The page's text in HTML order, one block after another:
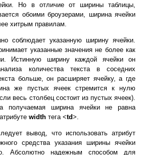
Но в отличие от ширины таблицы,
обоими броузерами, ширина ячейки
хитрым правилам.
соблюдает указанную ширину ячейки.
указанные значения не более как
Истинную ширину каждой ячейки он
количества текста в соседних
больше, он расширяет ячейку, а где
же пустых ячеек стремится к нулю
весь столбец состоит из пустых ячеек).
получаемая ширина ячейки не равна
width тега <td>.
вывод, что использовать атрибут
средства указания ширины ячейки
Абсолютно надежным способом для